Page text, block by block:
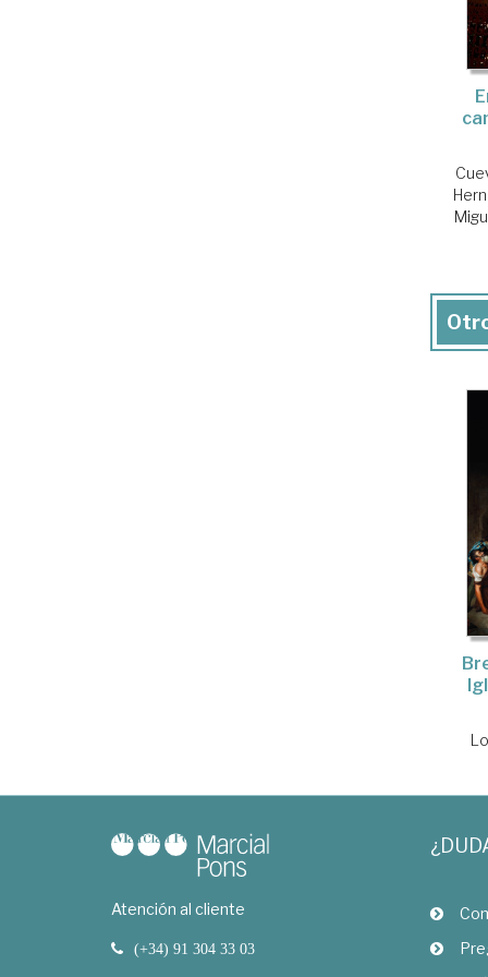
Atención al cliente
(+34) 91 304 33 03